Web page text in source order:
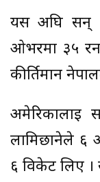
यस अघि सन्
ओभरमा ३५
कीर्तिमान
अमेरिकालाई
लामिछानेले ६
६ विकेट लिए ।